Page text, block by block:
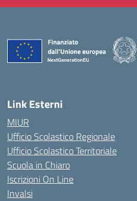
Link Esterni
MIUR
Ufficio Scolastico Regionale
Ufficio Scolastico Territoriale
Scuola in Chiaro
Iscrizioni On Line
Invalsi